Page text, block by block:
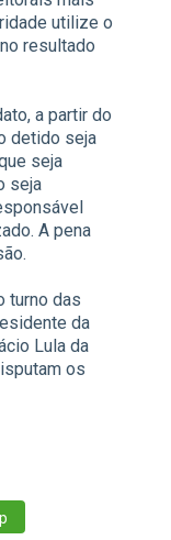
utilize o
resultado
a partir do
detido seja
seja
seja
A pena
turno das
da
Lula da
os